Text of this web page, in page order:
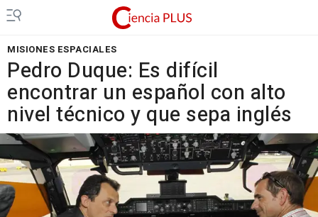
MISIONES ESPACIALES
Pedro Duque: Es difícil
encontrar un español con alto
nivel técnico y que sepa inglés